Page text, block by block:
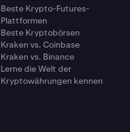
Beste Krypto-Futures-
Plattformen
Beste Kryptobörsen
Kraken vs. Coinbase
Kraken vs. Binance
Lerne die Welt der
Kryptowährungen kennen